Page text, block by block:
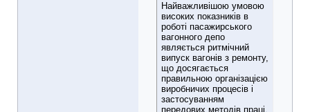
Найважливішою умовою
високих показників в
роботі пасажирського
вагонного депо
являється ритмічний
випуск вагонів з ремонту,
що досягається
правильною організацією
виробничих процесів і
застосуванням
передових методів праці.